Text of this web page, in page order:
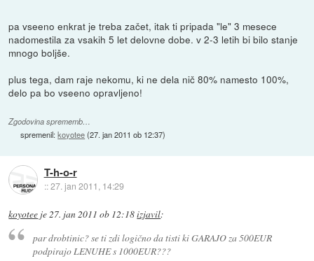
pa vseeno enkrat je treba začet, itak ti pripada "le" 3 mesece
nadomestila za vsakih 5 let delovne dobe. v 2-3 letih bi bilo stanje
mnogo boljše.
plus tega, dam raje nekomu, ki ne dela nič 80% namesto 100%,
delo pa bo vseeno opravljeno!
Zgodovina sprememb…
spremenil:koyotee(27. jan 2011 ob 12:37)
T-h-o-r
::27. jan 2011, 14:29
koyotee je27. jan 2011 ob 12:18izjavil:
par drobtinic? se ti zdi logično da tisti ki GARAJO za 500EUR
podpirajo LENUHE s 1000EUR???